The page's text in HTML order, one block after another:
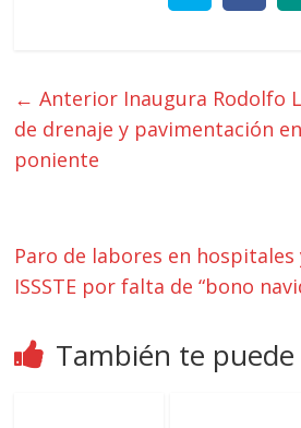
← Anterior Inaugura Rodolfo
de drenaje y pavimentación
poniente
Paro de labores en
ISSSTE por falta de “bono
También te